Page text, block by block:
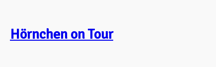
springen
Hörnchen on Tour